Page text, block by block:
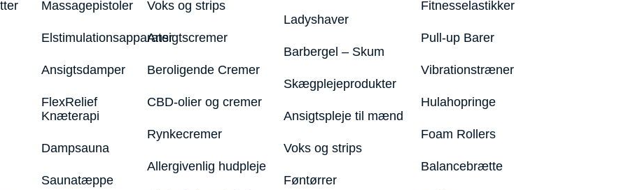
Massagepistoler
Elstimulationsapparater
Ansigtsdamper
FlexRelief
Knæterapi
Dampsauna
Saunatæppe
Voks og strips
Ansigtscremer
Beroligende Cremer
CBD-olier og cremer
Rynkecremer
Allergivenlig hudpleje
Ladyshaver
Barbergel – Skum
Skægplejeprodukter
Ansigtspleje til mænd
Voks og strips
Føntørrer
Fitnesselastikker
Pull-up Barer
Vibrationstræner
Hulahopringe
Foam Rollers
Balancebrætte